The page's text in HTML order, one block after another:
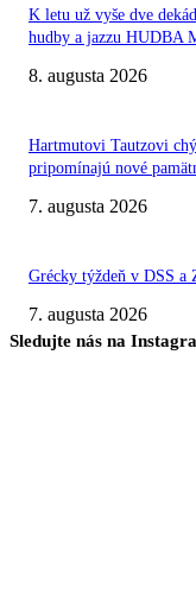
K letu už vyše dve
hudby a jazzu HUDBA
8. augusta 2026
Hartmutovi Tautzovi
pripomínajú nové
7. augusta 2026
Grécky týždeň v DSS a
7. augusta 2026
Sledujte nás na